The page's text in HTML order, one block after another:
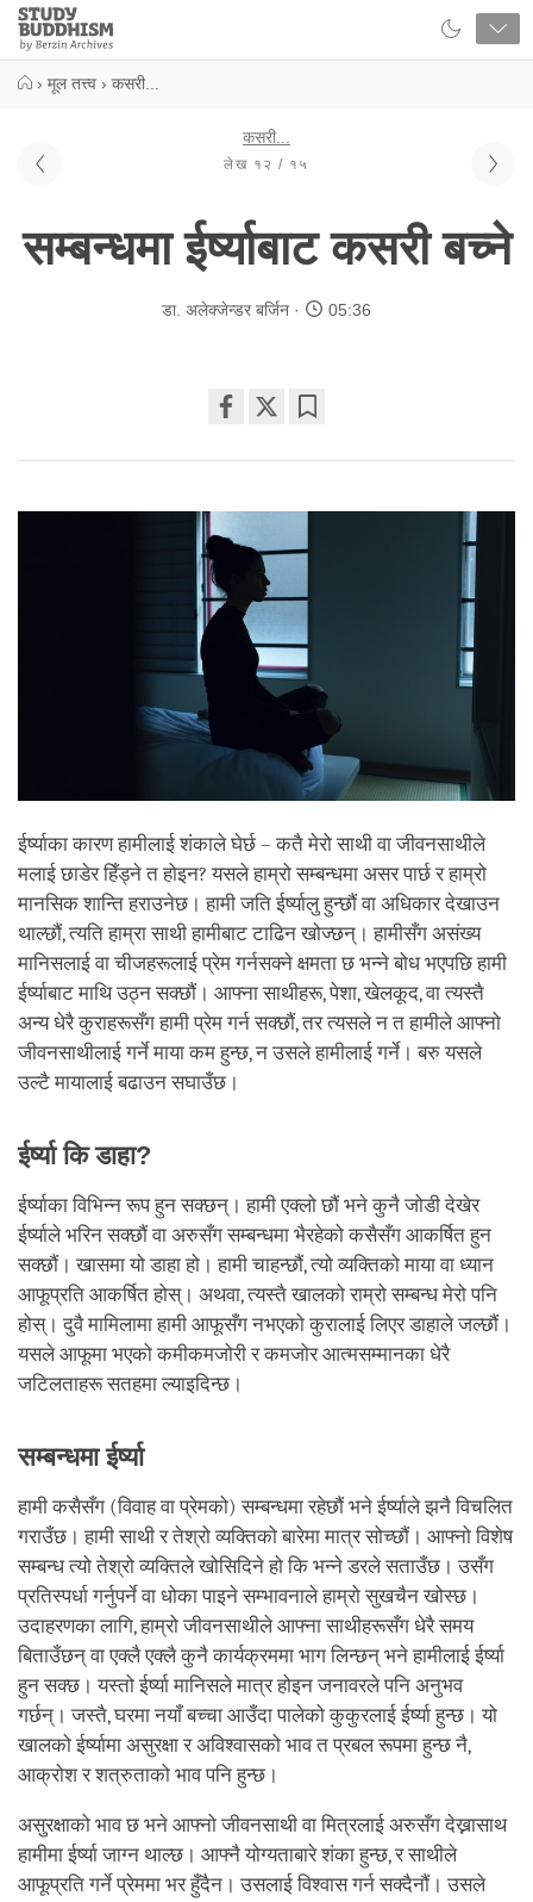
Close
Study
Buddhism
› मूल तत्त्व › कसरी...
कसरी...
लेख १२ / १५
सम्बन्धमा ईर्ष्याबाट कसरी बच्ने
डा. अलेक्जेन्डर बर्जिन 05:36
on
ईर्ष्याका कारण हामीलाई शंकाले घेर्छ – कतै मेरो साथी वा जीवनसाथीले
मलाई छाडेर हिँड्ने त होइन? यसले हाम्रो सम्बन्धमा असर पार्छ र हाम्रो
मानसिक शान्ति हराउनेछ। हामी जति ईर्ष्यालु हुन्छौं वा अधिकार देखाउन
थाल्छौं, त्यति हाम्रा साथी हामीबाट टाढिन खोज्छन्। हामीसँग असंख्य
मानिसलाई वा चीजहरूलाई प्रेम गर्नसक्ने क्षमता छ भन्ने बोध भएपछि हामी
ईर्ष्याबाट माथि उठ्न सक्छौं। आफ्ना साथीहरू, पेशा, खेलकूद, वा त्यस्तै
अन्य धेरै कुराहरूसँग हामी प्रेम गर्न सक्छौं, तर त्यसले न त हामीले आफ्नो
जीवनसाथीलाई गर्ने माया कम हुन्छ, न उसले हामीलाई गर्ने। बरु यसले
उल्टै मायालाई बढाउन सघाउँछ।
ईर्ष्या कि डाहा?
ईर्ष्याका विभिन्न रूप हुन सक्छन्। हामी एक्लो छौं भने कुनै जोडी देखेर
ईर्ष्याले भरिन सक्छौं वा अरुसँग सम्बन्धमा भैरहेको कसैसँग आकर्षित हुन
सक्छौं। खासमा यो डाहा हो। हामी चाहन्छौं, त्यो व्यक्तिको माया वा ध्यान
आफूप्रति आकर्षित होस्। अथवा, त्यस्तै खालको राम्रो सम्बन्ध मेरो पनि
होस्। दुवै मामिलामा हामी आफूसँग नभएको कुरालाई लिएर डाहाले जल्छौं।
यसले आफूमा भएको कमीकमजोरी र कमजोर आत्मसम्मानका धेरै
जटिलताहरू सतहमा ल्याइदिन्छ।
सम्बन्धमा ईर्ष्या
हामी कसैसँग (विवाह वा प्रेमको) सम्बन्धमा रहेछौं भने ईर्ष्याले झनै विचलित
गराउँछ। हामी साथी र तेश्रो व्यक्तिको बारेमा मात्र सोच्छौं। आफ्नो विशेष
सम्बन्ध त्यो तेश्रो व्यक्तिले खोसिदिने हो कि भन्ने डरले सताउँछ। उसँग
प्रतिस्पर्धा गर्नुपर्ने वा धोका पाइने सम्भावनाले हाम्रो सुखचैन खोस्छ।
उदाहरणका लागि, हाम्रो जीवनसाथीले आफ्ना साथीहरूसँग धेरै समय
बिताउँछन् वा एक्लै एक्लै कुनै कार्यक्रममा भाग लिन्छन् भने हामीलाई ईर्ष्या
हुन सक्छ। यस्तो ईर्ष्या मानिसले मात्र होइन जनावरले पनि अनुभव
गर्छन्। जस्तै, घरमा नयाँ बच्चा आउँदा पालेको कुकुरलाई ईर्ष्या हुन्छ। यो
खालको ईर्ष्यामा असुरक्षा र अविश्वासको भाव त प्रबल रूपमा हुन्छ नै,
आक्रोश र शत्रुताको भाव पनि हुन्छ।
असुरक्षाको भाव छ भने आफ्नो जीवनसाथी वा मित्रलाई अरुसँग देख्नासाथ
हामीमा ईर्ष्या जाग्न थाल्छ। आफ्नै योग्यताबारे शंका हुन्छ, र साथीले
आफूप्रति गर्ने प्रेममा भर हुँदैन। उसलाई विश्वास गर्न सक्दैनौं। उसले